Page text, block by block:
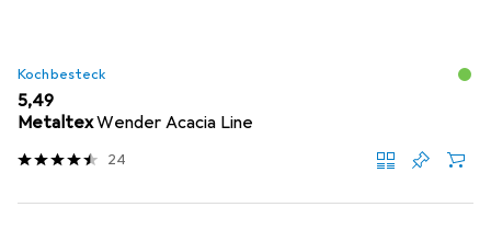
Kochbesteck
EUR
5,49
MetaltexWender Acacia Line
24